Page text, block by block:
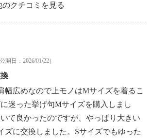
クチコミを見る
開日：2026/01/22）
幅広めなので上モノはМサイズを着るこ
迷った挙げ句Мサイズを購入しまし
て良かったのですが、やっぱり大きい
ズに交換しました。Sサイズでもゆった